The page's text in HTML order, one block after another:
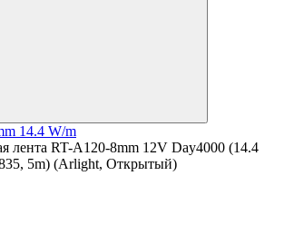
14.4 W/m
лента RT-A120-8mm 12V Day4000 (14.4
5m) (Arlight, Открытый)